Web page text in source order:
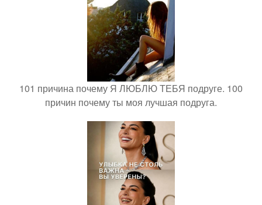
101 причина почему Я ЛЮБЛЮ ТЕБЯ подруге. 100
причин почему ты моя лучшая подруга.